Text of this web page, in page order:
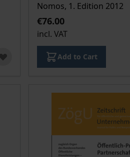
Nomos, 1. Edition 2012
€76.00
incl. VAT
Add to Cart